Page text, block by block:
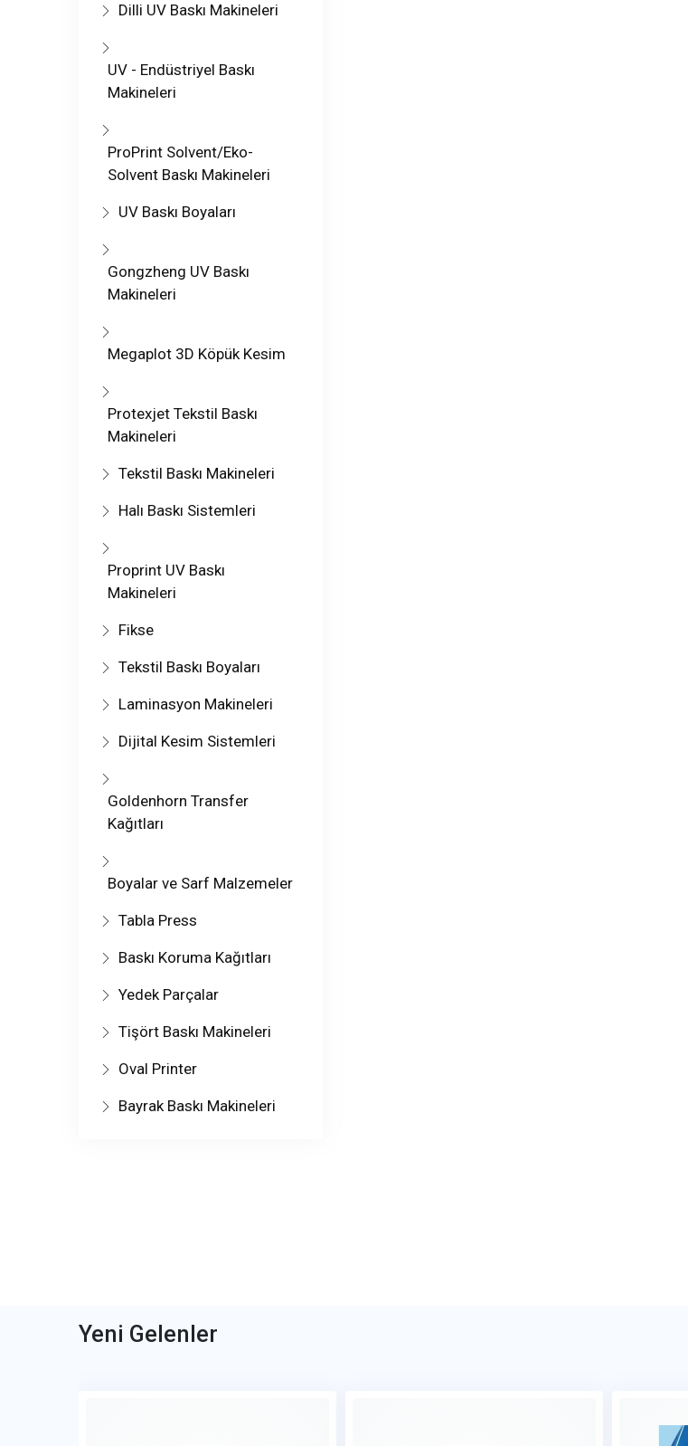
Dilli UV Baskı Makineleri
UV - Endüstriyel Baskı
Makineleri
ProPrint Solvent/Eko-
Solvent Baskı Makineleri
UV Baskı Boyaları
Gongzheng UV Baskı
Makineleri
Megaplot 3D Köpük Kesim
Protexjet Tekstil Baskı
Makineleri
Tekstil Baskı Makineleri
Halı Baskı Sistemleri
Proprint UV Baskı
Makineleri
Fikse
Tekstil Baskı Boyaları
Laminasyon Makineleri
Dijital Kesim Sistemleri
Goldenhorn Transfer
Kağıtları
Boyalar ve Sarf Malzemeler
Tabla Press
Baskı Koruma Kağıtları
Yedek Parçalar
Tişört Baskı Makineleri
Oval Printer
Bayrak Baskı Makineleri
Yeni Gelenler